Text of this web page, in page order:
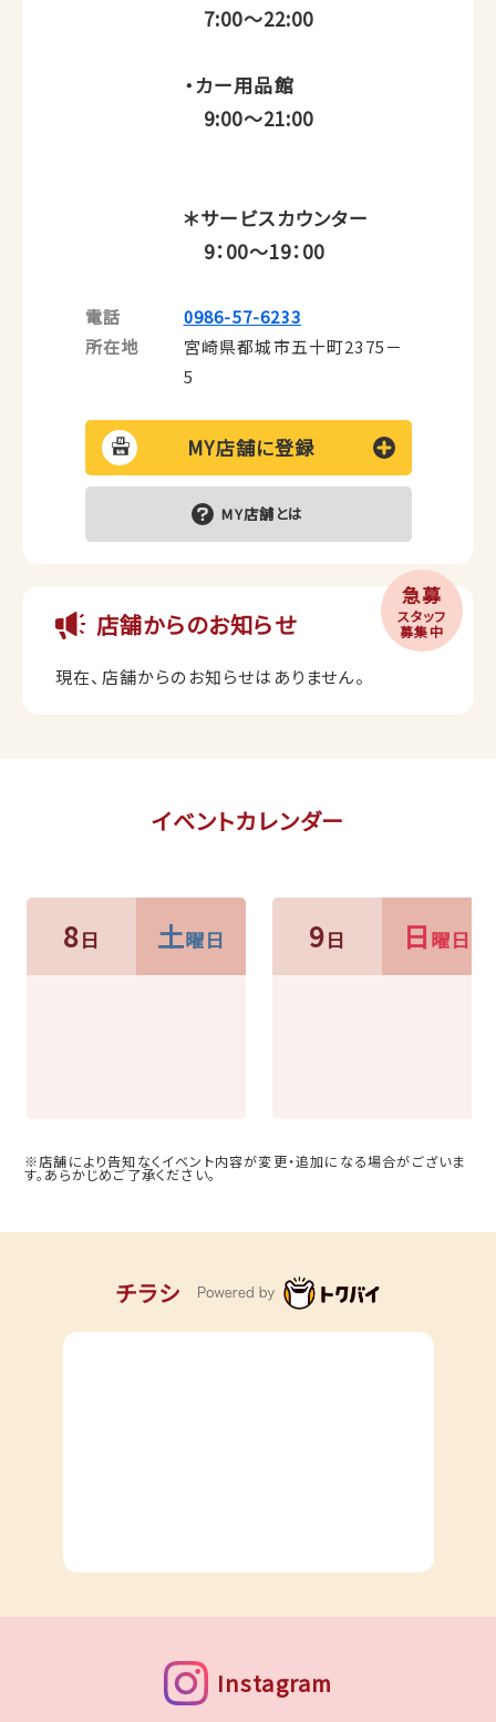
7:00～22:00
・カー用品館
9:00～21:00
＊サービスカウンター
9：00～19：00
電話
0986-57-6233
所在地
宮崎県都城市五十町2375－
5
MY店舗に登録
MY店舗とは
店舗からのお知らせ
急募
スタッフ
募集中
現在、店舗からのお知らせはありません。
イベントカレンダー
8日 土曜日 9日 日 曜日
※店舗により告知なくイベント内容が変更・追加になる場合がございま
す。あらかじめご了承ください。
チラシ
Instagram